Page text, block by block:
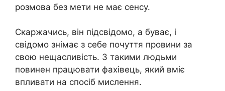
розмова без мети не має сенсу.
Скаржачись, він підсвідомо, а буває, і
свідомо знімає з себе почуття провини за
свою нещасливість. З такими людьми
повинен працювати фахівець, який вміє
впливати на спосіб мислення.